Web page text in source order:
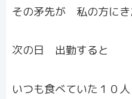
その矛先が 私の方にき
次の日 出勤すると
いつも食べていた１０